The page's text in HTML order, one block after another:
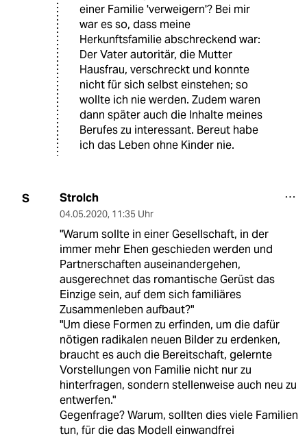
einer Familie 'verweigern'? Bei mir
war es so, dass meine
Herkunftsfamilie abschreckend war:
Der Vater autoritär, die Mutter
Hausfrau, verschreckt und konnte
nicht für sich selbst einstehen; so
wollte ich nie werden. Zudem waren
dann später auch die Inhalte meines
Berufes zu interessant. Bereut habe
ich das Leben ohne Kinder nie.
S Strolch
04.05.2020, 11:35 Uhr
"Warum sollte in einer Gesellschaft, in der
immer mehr Ehen geschieden werden und
Partnerschaften auseinandergehen,
ausgerechnet das romantische Gerüst das
Einzige sein, auf dem sich familiäres
Zusammenleben aufbaut?"
"Um diese Formen zu erfinden, um die dafür
nötigen radikalen neuen Bilder zu erdenken,
braucht es auch die Bereitschaft, gelernte
Vorstellungen von Familie nicht nur zu
hinterfragen, sondern stellenweise auch neu zu
entwerfen."
Gegenfrage? Warum, sollten dies viele Familien
tun, für die das Modell einwandfrei